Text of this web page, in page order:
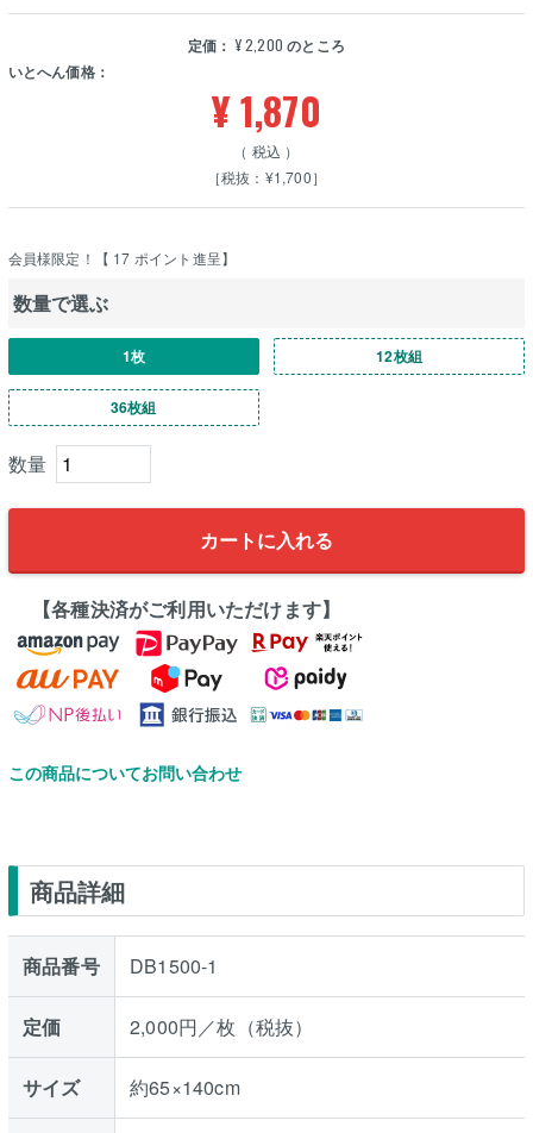
定価： ¥2,200 のところ
いとへん価格：
¥1,870
税込
［税抜：¥1,700］
会員様限定！【 17 ポイント進呈】
数量で選ぶ
1枚 12枚組
36枚組
カートに入れる
【各種決済がご利用いただけます】
この商品についてお問い合わせ
商品詳細
商品番号 DB1500-1
定価 2,000円／枚（税抜）
サイズ 約65×140cm